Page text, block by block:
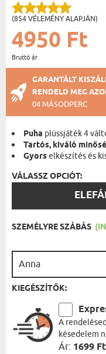
(854 VÉLEMÉNY ALAPJÁN)
4950 Ft
Bruttó ár
GARANTÁLT
RENDELD MEG
03 MÁSODPERC
Puha plüssjáték 4
Tartós, kiváló
Gyorselkészítés és
VÁLASSZ OPCIÓT:
SZEMÉLYRE SZÁBÁS
KIEGÉSZÍTŐK:
A
késedelem
Ár: 1699 Ft